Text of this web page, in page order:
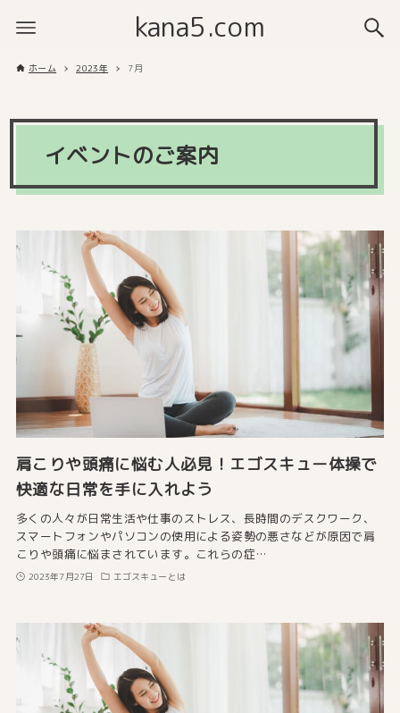
kana5.com
ホーム 2023年 7月
イベントのご案内
肩こりや頭痛に悩む人必見！エゴスキュー体操で
快適な日常を手に入れよう
多くの人々が日常生活や仕事のストレス、長時間のデスクワーク、
スマートフォンやパソコンの使用による姿勢の悪さなどが原因で肩
こりや頭痛に悩まされています。これらの症…
2023年7月27日 エゴスキューとは